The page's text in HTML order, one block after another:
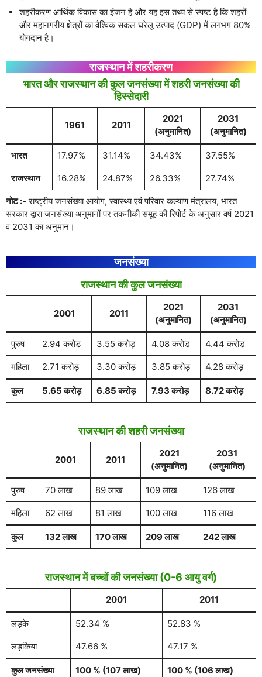
शहरीकरण आर्थिक विकास का इंजन है और यह इस तथ्य से स्पष्ट है कि शहरों
और महानगरीय क्षेत्रों का वैश्विक सकल घरेलू उत्पाद (GDP) में लगभग 80%
योगदान है।
राजस्थान में शहरीकरण
भारत और राजस्थान की कुल जनसंख्या में शहरी जनसंख्या की
हिस्सेदारी
1961 2011
2021
(अनुमानित)
2031
(अनुमानित)
भारत 17.97% 31.14% 34.43% 37.55%
राजस्थान 16.28% 24.87% 26.33% 27.74%
नोट :- राष्ट्रीय जनसंख्या आयोग, स्वास्थ्य एवं परिवार कल्याण मंत्रालय, भारत
सरकार द्वारा जनसंख्या अनुमानों पर तकनीकी समूह की रिपोर्ट के अनुसार वर्ष 2021
व 2031 का अनुमान।
जनसंख्या
राजस्थान की कुल जनसंख्या
2001 2011
2021
(अनुमानित)
2031
(अनुमानित)
पुरुष 2.94 करोड़ 3.55 करोड़ 4.08 करोड़ 4.44 करोड़
महिला 2.71 करोड़ 3.30 करोड़ 3.85 करोड़ 4.28 करोड़
कुल 5.65 करोड़ 6.85 करोड़ 7.93 करोड़ 8.72 करोड़
राजस्थान की शहरी जनसंख्या
2001 2011
2021
(अनुमानित)
2031
(अनुमानित)
पुरुष 70 लाख 89 लाख 109 लाख 126 लाख
महिला 62 लाख 81 लाख 100 लाख 116 लाख
कुल 132 लाख 170 लाख 209 लाख 242 लाख
राजस्थान में बच्चों की जनसंख्या (0-6 आयु वर्ग)
2001 2011
लड़के 52.34 % 52.83 %
लड़किया 47.66 % 47.17 %
कुल जनसंख्या 100 % (107 लाख) 100 % (106 लाख)